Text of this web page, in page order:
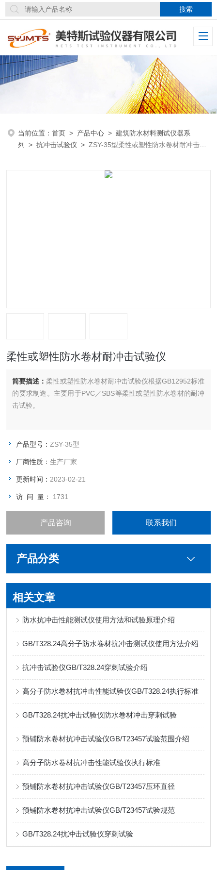
当前位置：首页 > 产品中心 >建筑防水材料测试仪器系
列
>抗冲击试验仪 >ZSY-35型柔性或塑性防水卷材耐冲击试
柔性或塑性防水卷材耐冲击试验仪
简要描述：柔性或塑性防水卷材耐冲击试验仪根据GB12952标准
的要求制造。主要用于PVC／SBS等柔性或塑性防水卷材的耐冲
击试验。
产品型号：ZSY-35型
厂商性质：生产厂家
更新时间： 2023-02-21
访 问 量： 1731
产品咨询 联系我们
产品分类
相关文章
防水抗冲击性能测试仪使用方法和试验原理介绍
GB/T328.24高分子防水卷材抗冲击测试仪使用方法介绍
抗冲击试验仪GB/T328.24穿刺试验介绍
高分子防水卷材抗冲击性能试验仪GB/T328.24执行标准
GB/T328.24抗冲击试验仪防水卷材冲击穿刺试验
预铺防水卷材抗冲击试验仪GB/T23457试验范围介绍
高分子防水卷材抗冲击性能试验仪执行标准
预铺防水卷材抗冲击试验仪GB/T23457压环直径
预铺防水卷材抗冲击试验仪GB/T23457试验规范
GB/T328.24抗冲击试验仪穿刺试验